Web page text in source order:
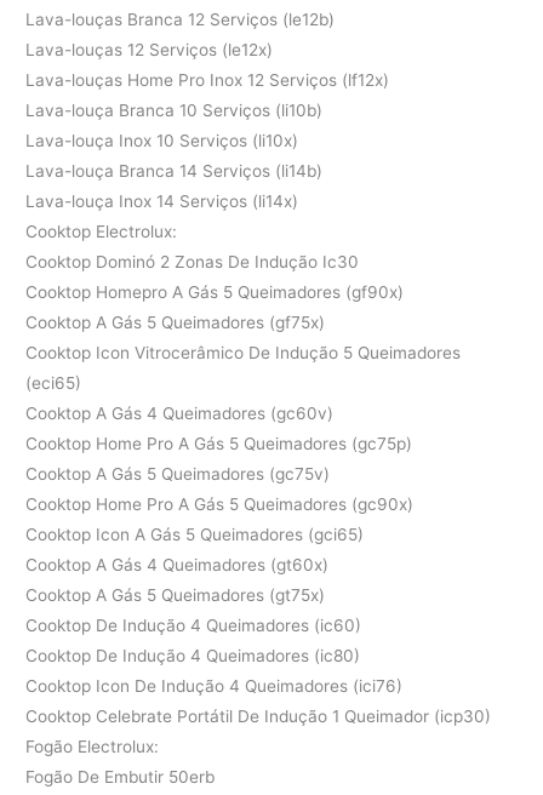
Lava-louças Branca 12 Serviços (le12b)
Lava-louças 12 Serviços (le12x)
Lava-louças Home Pro Inox 12 Serviços (lf12x)
Lava-louça Branca 10 Serviços (li10b)
Lava-louça Inox 10 Serviços (li10x)
Lava-louça Branca 14 Serviços (li14b)
Lava-louça Inox 14 Serviços (li14x)
Cooktop Electrolux:
Cooktop Dominó 2 Zonas De Indução Ic30
Cooktop Homepro A Gás 5 Queimadores (gf90x)
Cooktop A Gás 5 Queimadores (gf75x)
Cooktop Icon Vitrocerâmico De Indução 5 Queimadores
(eci65)
Cooktop A Gás 4 Queimadores (gc60v)
Cooktop Home Pro A Gás 5 Queimadores (gc75p)
Cooktop A Gás 5 Queimadores (gc75v)
Cooktop Home Pro A Gás 5 Queimadores (gc90x)
Cooktop Icon A Gás 5 Queimadores (gci65)
Cooktop A Gás 4 Queimadores (gt60x)
Cooktop A Gás 5 Queimadores (gt75x)
Cooktop De Indução 4 Queimadores (ic60)
Cooktop De Indução 4 Queimadores (ic80)
Cooktop Icon De Indução 4 Queimadores (ici76)
Cooktop Celebrate Portátil De Indução 1 Queimador (icp30)
Fogão Electrolux:
Fogão De Embutir 50erb